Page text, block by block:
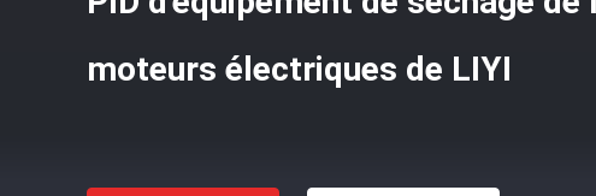
moteurs électriques de LIYI